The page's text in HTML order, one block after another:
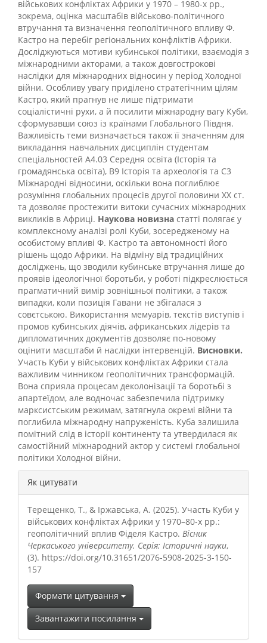
військових конфліктах Африки у 1970 – 1980-х рр.,
зокрема, оцінка масштабів військово-політичного
втручання та визначення геополітичного впливу Ф.
Кастро на перебіг регіональних конфліктів Африки.
Досліджуються мотиви кубинської політики, взаємодія з
міжнародними акторами, а також довгострокові
наслідки для міжнародних відносин у період Холодної
війни. Особливу увагу приділено стратегічним цілям
Кастро, який прагнув не лише підтримати
соціалістичні рухи, а й посилити міжнародну вагу Куби,
сформувавши союз із країнами Глобального Півдня.
Важливість теми визначається також її значенням для
викладання навчальних дисциплін студентам
спеціальностей А4.03 Середня освіта (Історія та
громадянська освіта), В9 Історія та археологія та С3
Міжнародні відносини, оскільки вона поглиблює
розуміння глобальних процесів другої половини ХХ ст.
та дозволяє простежити витоки сучасних міжнародних
викликів в Африці. Наукова новизна статті полягає у
комплексному аналізі ролі Куби, зосередженому на
особистому впливі Ф. Кастро та автономності його
рішень щодо Африки. На відміну від традиційних
досліджень, що зводили кубинське втручання лише до
проявів ідеологічної боротьби, у роботі підкреслюється
прагматичний вимір зовнішньої політики, а також
випадки, коли позиція Гавани не збігалася з
совєтською. Використання мемуарів, текстів виступів і
промов кубинських діячів, африканських лідерів та
дипломатичних документів дозволяє по-новому
оцінити масштаби й наслідки інтервенцій. Висновки.
Участь Куби у військових конфліктах Африки стала
важливим чинником геополітичних трансформацій.
Вона сприяла процесам деколонізації та боротьбі з
апартеїдом, але водночас забезпечила підтримку
марксистським режимам, затягнула окремі війни та
поглибила міжнародну напруженість. Куба залишила
помітний слід в історії континенту та утвердилася як
самостійний міжнародний актор у системі глобальної
політики Холодної війни.
Як цитувати
Терещенко, Т., & Іржавська, А. (2025). Участь Куби у
військових конфліктах Африки у 1970–80-х рр.:
геополітичний вплив Фіделя Кастро. Вісник
Черкаського університету. Серія: Історичні науки,
(3). https://doi.org/10.31651/2076-5908-2025-3-150-
157
Формати цитування
Завантажити посилання